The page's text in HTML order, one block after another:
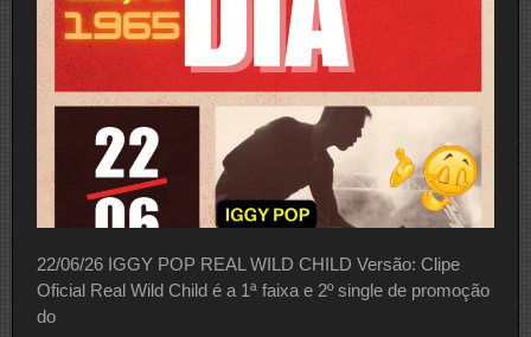
22/06/26 IGGY POP REAL WILD CHILD Versão: Clipe
Oficial Real Wild Child é a 1ª faixa e 2º single de promoção
do